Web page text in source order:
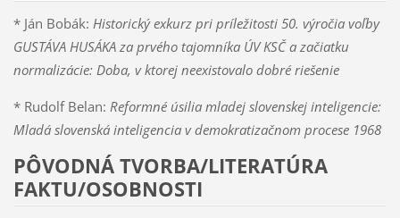
* Ján Bobák: Historický exkurz pri príležitosti 50. výročia voľby
GUSTÁVA HUSÁKA za prvého tajomníka ÚV KSČ a začiatku
normalizácie: Doba, v ktorej neexistovalo dobré riešenie
* Rudolf Belan: Reformné úsilia mladej slovenskej inteligencie:
Mladá slovenská inteligencia v demokratizačnom procese 1968
PÔVODNÁ TVORBA/LITERATÚRA
FAKTU/OSOBNOSTI